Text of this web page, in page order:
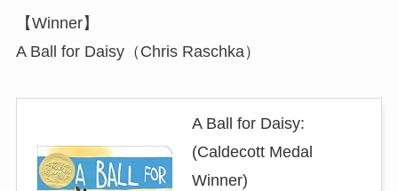
【Winner】
A Ball for Daisy（Chris Raschka）
A Ball for Daisy:
(Caldecott Medal
Winner)